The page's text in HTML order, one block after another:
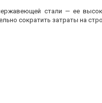
стали — ее
сократить затраты на